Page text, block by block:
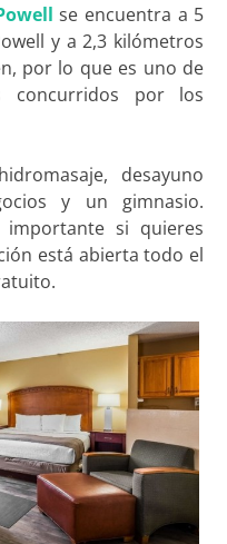
se encuentra a 5
y a 2,3 kilómetros
por lo que es uno de
por los
desayuno
y un gimnasio.
importante si quieres
está abierta todo el